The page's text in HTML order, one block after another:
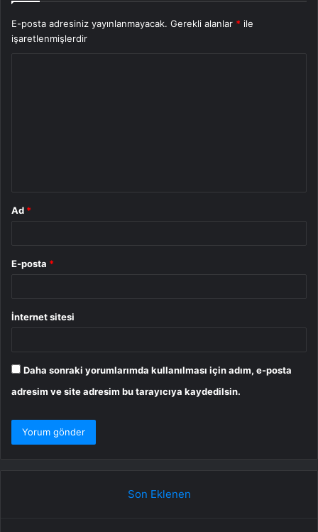
E-posta adresiniz yayınlanmayacak. Gerekli alanlar * ile
işaretlenmişlerdir
Ad *
E-posta *
İnternet sitesi
Daha sonraki yorumlarımda kullanılması için adım, e-posta
adresim ve site adresim bu tarayıcıya kaydedilsin.
Son Eklenen